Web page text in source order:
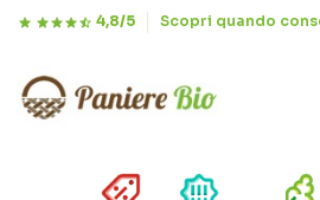
4,8/5 Scopri quando